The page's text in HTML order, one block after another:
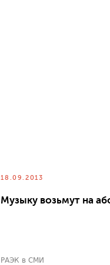
18.09.2013
Музыку возьмут на
РАЭК в СМИ